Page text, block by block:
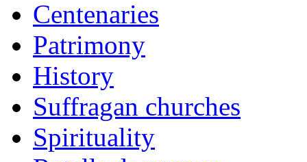
Centenaries
Patrimony
History
Suffragan churches
Spirituality